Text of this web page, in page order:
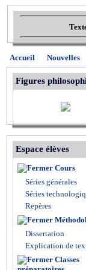
Accueil Nouvelles
Figures
Espace élèves
Cours
Séries générales
Séries
Repères
Dissertation
Explication de
Classes